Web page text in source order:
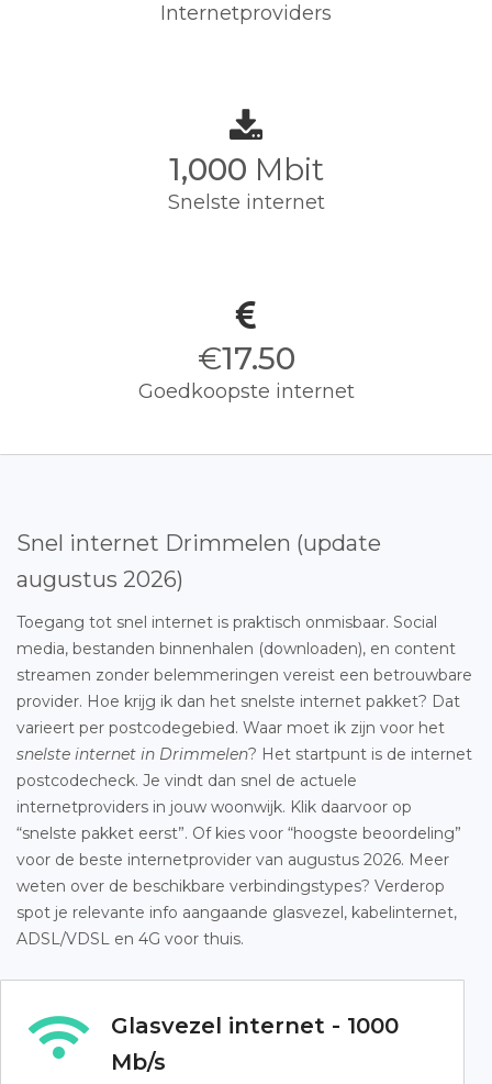
Internetproviders
1,000 Mbit
Snelste internet
€17.50
Goedkoopste internet
Snel internet Drimmelen (update
augustus 2026)
Toegang tot snel internet is praktisch onmisbaar. Social
media, bestanden binnenhalen (downloaden), en content
streamen zonder belemmeringen vereist een betrouwbare
provider. Hoe krijg ik dan het snelste internet pakket? Dat
varieert per postcodegebied. Waar moet ik zijn voor het
snelste internet in Drimmelen? Het startpunt is de internet
postcodecheck. Je vindt dan snel de actuele
internetproviders in jouw woonwijk. Klik daarvoor op
“snelste pakket eerst”. Of kies voor “hoogste beoordeling”
voor de beste internetprovider van augustus 2026. Meer
weten over de beschikbare verbindingstypes? Verderop
spot je relevante info aangaande glasvezel, kabelinternet,
ADSL/VDSL en 4G voor thuis.
Glasvezel internet - 1000
Mb/s